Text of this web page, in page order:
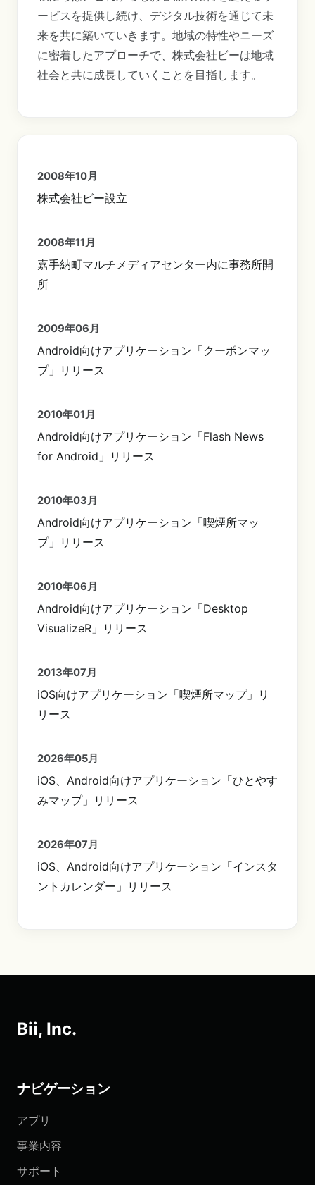
ービスを提供し続け、デジタル技術を通じて未
来を共に築いていきます。地域の特性やニーズ
に密着したアプローチで、株式会社ビーは地域
社会と共に成長していくことを目指します。
2008年10月
株式会社ビー設立
2008年11月
嘉手納町マルチメディアセンター内に事務所開
所
2009年06月
Android向けアプリケーション「クーポンマッ
プ」リリース
2010年01月
Android向けアプリケーション「Flash News
for Android」リリース
2010年03月
Android向けアプリケーション「喫煙所マッ
プ」リリース
2010年06月
Android向けアプリケーション「Desktop
VisualizeR」リリース
2013年07月
iOS向けアプリケーション「喫煙所マップ」リ
リース
2026年05月
iOS、Android向けアプリケーション「ひとやす
みマップ」リリース
2026年07月
iOS、Android向けアプリケーション「インスタ
ントカレンダー」リリース
Bii, Inc.
ナビゲーション
アプリ
事業内容
サポート